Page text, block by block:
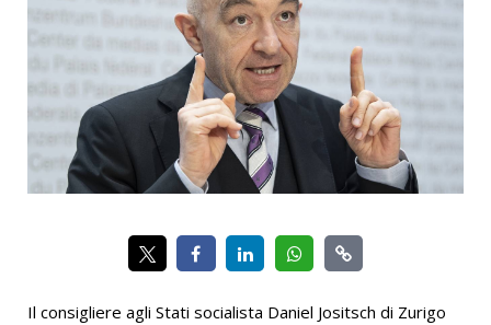
Il consigliere agli Stati socialista Daniel Jositsch di Zurigo